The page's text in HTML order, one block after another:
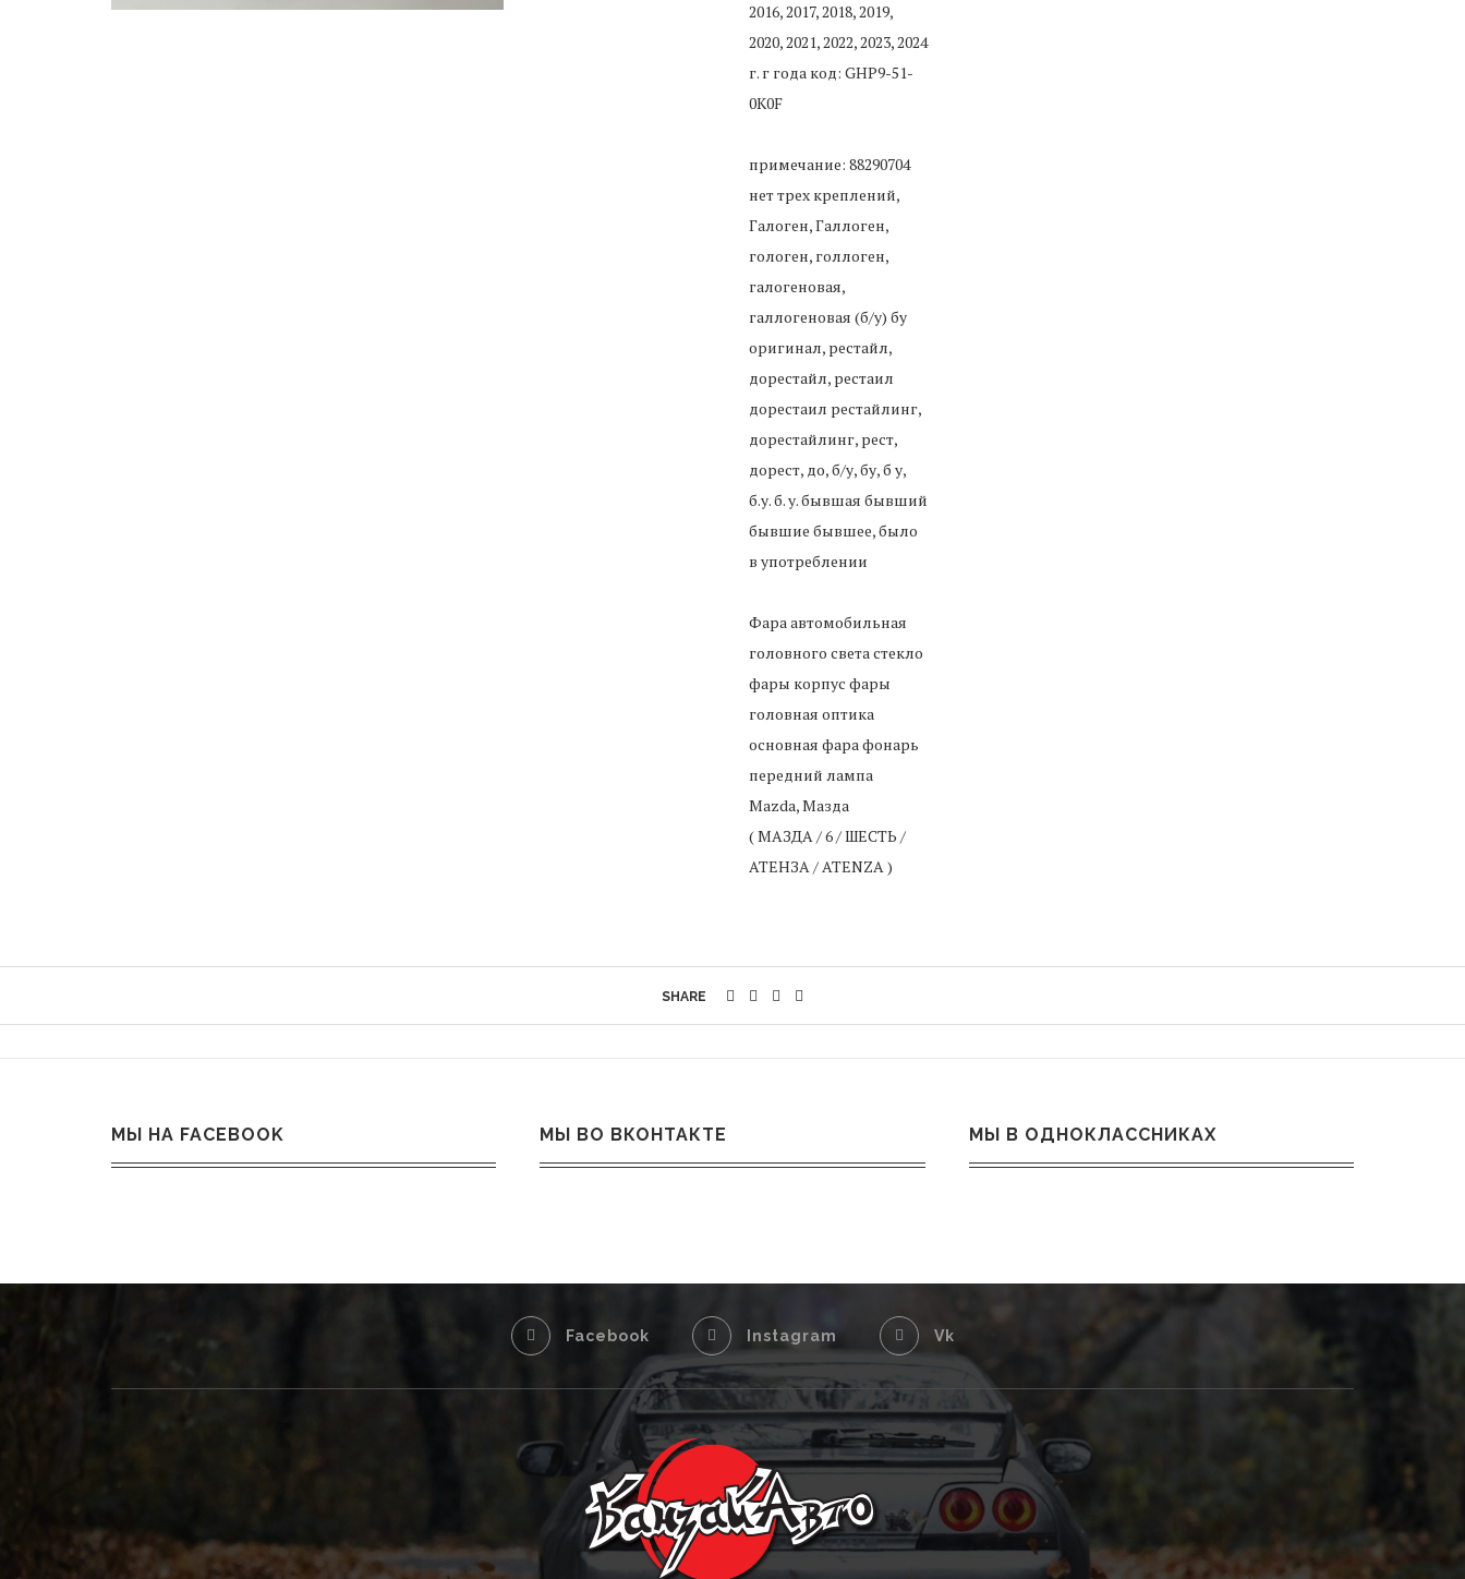
2016, 2017, 2018, 2019,
2020, 2021, 2022, 2023, 2024
г. г года код: GHP9-51-
0K0F
примечание: 88290704
нет трех креплений,
Галоген, Галлоген,
гологен, голлоген,
галогеновая,
галлогеновая (б/у) бу
оригинал, рестайл,
дорестайл, рестаил
дорестаил рестайлинг,
дорестайлинг, рест,
дорест, до, б/у, бу, б у,
б.у. б. у. бывшая бывший
бывшие бывшее, было
в употреблении
Фара автомобильная
головного света стекло
фары корпус фары
головная оптика
основная фара фонарь
передний лампа
Mazda, Мазда
( МАЗДА / 6 / ШЕСТЬ /
АТЕНЗА / ATENZA )
SHARE
МЫ НА FACEBOOK МЫ ВО ВКОНТАКТЕ МЫ В ОДНОКЛАССНИКАХ
Facebook Instagram Vk